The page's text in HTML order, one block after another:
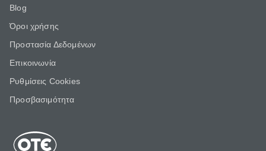
Blog
Όροι χρήσης
Προστασία Δεδομένων
Επικοινωνία
Ρυθμίσεις Cookies
Προσβασιμότητα